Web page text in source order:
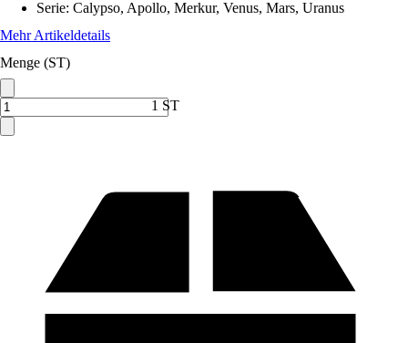
Serie: Calypso, Apollo, Merkur, Venus, Mars, Uranus
Mehr Artikeldetails
Menge (ST)
1 ST